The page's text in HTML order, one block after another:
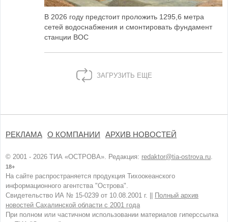
В 2026 году предстоит проложить 1295,6 метра
сетей водоснабжения и смонтировать фундамент
станции ВОС
ЗАГРУЗИТЬ ЕЩЕ
РЕКЛАМА О КОМПАНИИ АРХИВ НОВОСТЕЙ
© 2001 - 2026 ТИА «ОСТРОВА». Редакция: redaktor@tia-ostrova.ru.
18+
На сайте распространяется продукция Тихоокеанского
информационного агентства "Острова".
Свидетельство ИА № 15-0239 от 10.08.2001 г. ||
Полный архив
новостей Сахалинской области с 2001 года
При полном или частичном использовании материалов гиперссылка